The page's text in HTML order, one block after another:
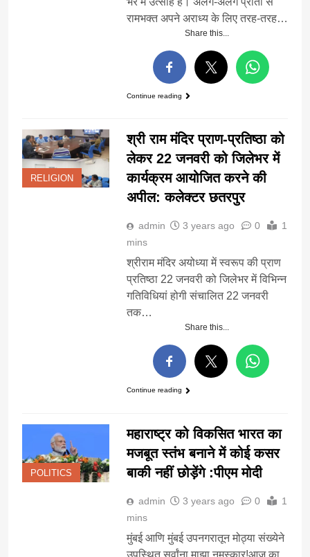
रामभक्त अपने अराध्य के लिए तरह-तरह…
Share this...
Continue reading
RELIGION
श्री राम मंदिर प्राण-प्रतिष्ठा को
लेकर 22 जनवरी को जिलेभर में
कार्यक्रम आयोजित करने की
अपील: कलेक्टर छतरपुर
admin 3 years ago 0
1
mins
श्रीराम मंदिर अयोध्या में स्वरूप की प्राण
प्रतिष्ठा 22 जनवरी को जिलेभर में विभिन्न
गतिविधियां होगी संचालित 22 जनवरी
तक…
Share this...
Continue reading
POLITICS
महाराष्ट्र को विकसित भारत का
मजबूत स्तंभ बनाने में कोई कसर
बाकी नहीं छोड़ेंगे :पीएम मोदी
admin 3 years ago 0
1
mins
मुंबई आणि मुंबई उपनगरातून मोठ्या संख्येने
उपस्थित सर्वांना माझा नमस्कार!आज का